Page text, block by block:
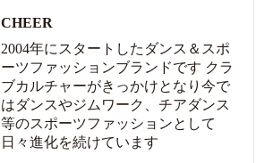
CHEER
2004年にスタートしたダンス＆スポ
ーツファッションブランドです クラ
ブカルチャーがきっかけとなり今で
はダンスやジムワーク、チアダンス
等のスポーツファッションとして
日々進化を続けています